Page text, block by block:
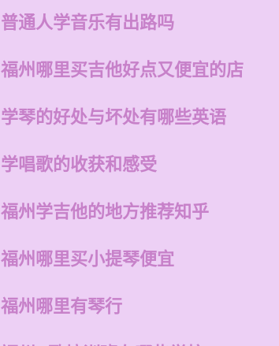
普通人学音乐有出路吗
福州哪里买吉他好点又便宜的店
学琴的好处与坏处有哪些英语
学唱歌的收获和感受
福州学吉他的地方推荐知乎
福州哪里买小提琴便宜
福州哪里有琴行